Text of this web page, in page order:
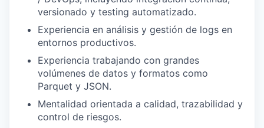
versionado y testing automatizado.
Experiencia en análisis y gestión de logs en
entornos productivos.
Experiencia trabajando con grandes
volúmenes de datos y formatos como
Parquet y JSON.
Mentalidad orientada a calidad, trazabilidad y
control de riesgos.